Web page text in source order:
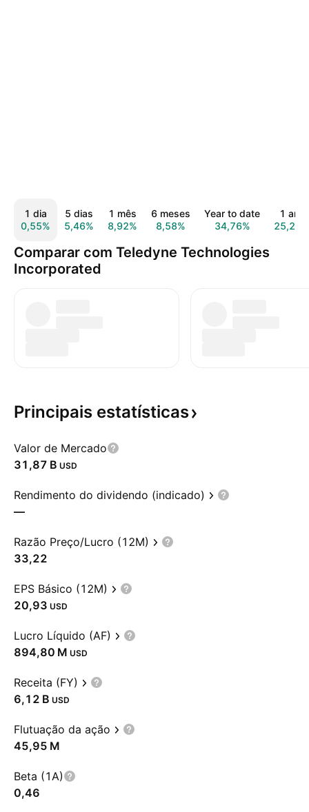
1 dia
0,55%
5 dias
5,46%
1 mês
8,92%
6 meses
8,58%
Year to date
34,76%
1 ano
25,25%
Comparar com Teledyne Technologies
Incorporated
Principais estatísticas
Valor de Mercado
‪31,87 B‬ USD
Rendimento do dividendo (indicado)
—
Razão Preço/Lucro (12M)
33,22
EPS Básico (12M)
20,93 USD
Lucro Líquido (AF)
‪894,80 M‬ USD
Receita (FY)
‪6,12 B‬ USD
Flutuação da ação
‪45,95 M‬
Beta (1A)
0,46